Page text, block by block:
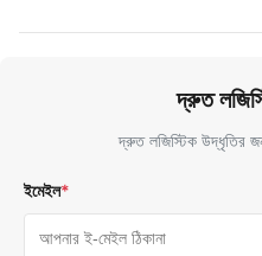
দ্রুত
দ্রুত লজিস্টিক উদ্ধৃতির
ইমেইল*